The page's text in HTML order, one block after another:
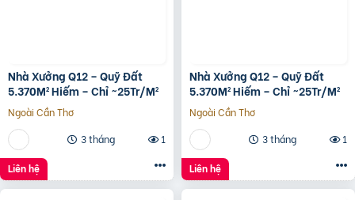
Nhà Xưởng Q12 – Quỹ Đất
5.370M² Hiếm – Chỉ ~25Tr/M²
Ngoài Cần Thơ
3 tháng
1
Liên hệ
Nhà Xưởng Q12 – Quỹ Đất
5.370M² Hiếm – Chỉ ~25Tr/M²
Ngoài Cần Thơ
3 tháng
1
Liên hệ